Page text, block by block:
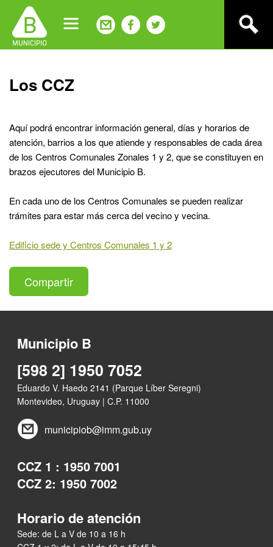
navigation
Back
to
Los CCZ
Aquí podrá encontrar información general, días y horarios de
atención, barrios a los que atiende y responsables de cada área
de los Centros Comunales Zonales 1 y 2, que se constituyen en
brazos ejecutores del Municipio B.
En cada uno de los Centros Comunales se pueden realizar
trámites para estar más cerca del vecino y vecina.
Edificio sede y Centros Comunales 1 y 2
Compartir
Municipio B
[598 2] 1950 7052
Eduardo V. Haedo 2141 (Parque Líber Seregni)
Montevideo, Uruguay | C.P. 11000
municipiob@imm.gub.uy
CCZ 1 : 1950 7001
CCZ 2: 1950 7002
Horario de atención
Sede: de L a V de 10 a 16 h